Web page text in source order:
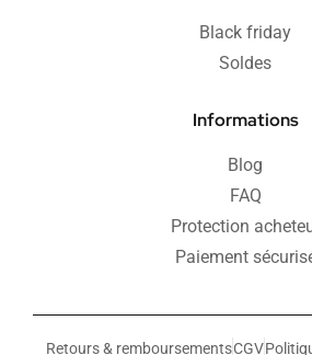
Black friday
Soldes
Informations
Blog
FAQ
Protection
Paiement
Retours & remboursementsCGV